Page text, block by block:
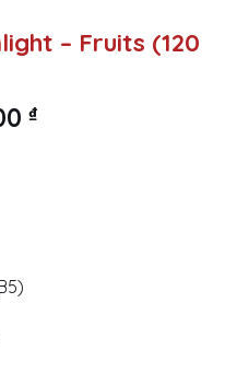
– Fruits (120
₫Current